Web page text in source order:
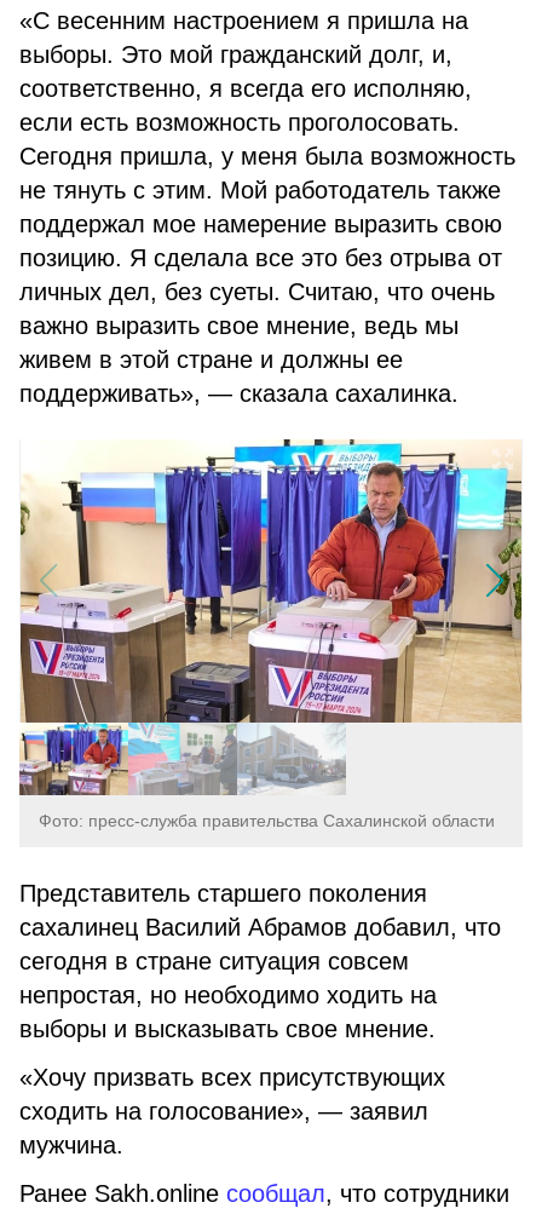
«С весенним настроением я пришла на
выборы. Это мой гражданский долг, и,
соответственно, я всегда его исполняю,
если есть возможность проголосовать.
Сегодня пришла, у меня была возможность
не тянуть с этим. Мой работодатель также
поддержал мое намерение выразить свою
позицию. Я сделала все это без отрыва от
личных дел, без суеты. Считаю, что очень
важно выразить свое мнение, ведь мы
живем в этой стране и должны ее
поддерживать», — сказала сахалинка.
Фото: пресс-служба правительства Сахалинской области
Представитель старшего поколения
сахалинец Василий Абрамов добавил, что
сегодня в стране ситуация совсем
непростая, но необходимо ходить на
выборы и высказывать свое мнение.
«Хочу призвать всех присутствующих
сходить на голосование», — заявил
мужчина.
Ранее Sakh.online сообщал, что сотрудники